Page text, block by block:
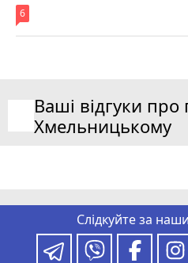
6
Ваші відгуки про
Хмельницькому
Слідкуйте за